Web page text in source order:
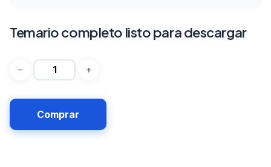
Temario completo listo para descargar
Comprar